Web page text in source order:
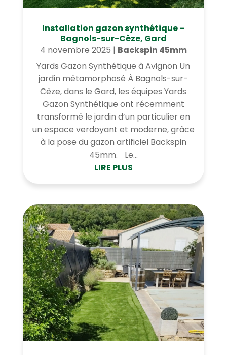
Installation gazon synthétique –
Bagnols-sur-Cèze, Gard
4 novembre 2025 | Backspin 45mm
Yards Gazon Synthétique à Avignon Un
jardin métamorphosé À Bagnols-sur-
Cèze, dans le Gard, les équipes Yards
Gazon Synthétique ont récemment
transformé le jardin d’un particulier en
un espace verdoyant et moderne, grâce
à la pose du gazon artificiel Backspin
45mm. Le...
LIRE PLUS